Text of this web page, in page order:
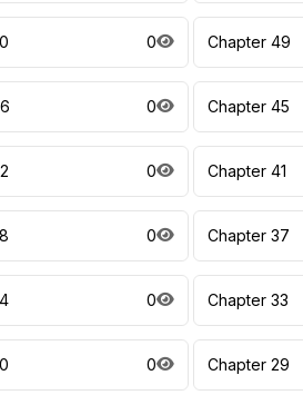
0 Chapter 49
0 Chapter 45
0 Chapter 41
0 Chapter 37
0 Chapter 33
0 Chapter 29